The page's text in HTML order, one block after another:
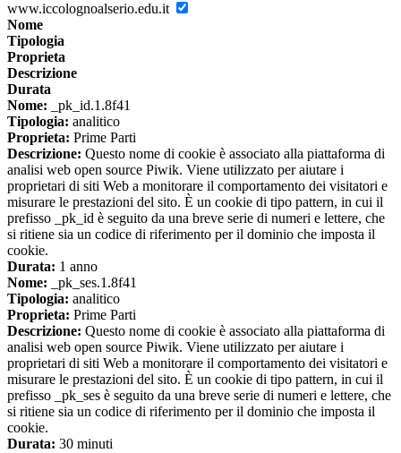
www.iccolognoalserio.edu.it
Nome
Tipologia
Proprieta
Descrizione
Durata
Nome: _pk_id.1.8f41
Tipologia: analitico
Proprieta: Prime Parti
Descrizione: Questo nome di cookie è associato alla piattaforma di
analisi web open source Piwik. Viene utilizzato per aiutare i
proprietari di siti Web a monitorare il comportamento dei visitatori e
misurare le prestazioni del sito. È un cookie di tipo pattern, in cui il
prefisso _pk_id è seguito da una breve serie di numeri e lettere, che
si ritiene sia un codice di riferimento per il dominio che imposta il
cookie.
Durata: 1 anno
Nome: _pk_ses.1.8f41
Tipologia: analitico
Proprieta: Prime Parti
Descrizione: Questo nome di cookie è associato alla piattaforma di
analisi web open source Piwik. Viene utilizzato per aiutare i
proprietari di siti Web a monitorare il comportamento dei visitatori e
misurare le prestazioni del sito. È un cookie di tipo pattern, in cui il
prefisso _pk_ses è seguito da una breve serie di numeri e lettere, che
si ritiene sia un codice di riferimento per il dominio che imposta il
cookie.
Durata: 30 minuti